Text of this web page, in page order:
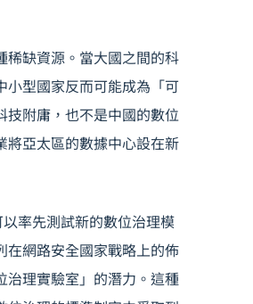
稀缺資源。當大國之間的科
小型國家反而可能成為「可
附庸，也不是中國的數位
亞太區的數據中心設在新
率先測試新的數位治理模
在網路安全國家戰略上的佈
理實驗室」的潛力。這種